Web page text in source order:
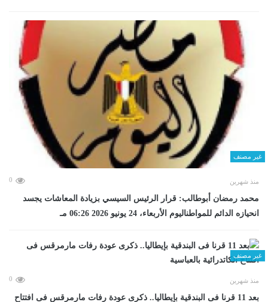
غير مصنف
منذ شهرين 0
محمد رمضان أبوطالب: قرار الرئيس السيسي بزيادة المعاشات يجسد
انحيازه الدائم للمواطناليوم الأربعاء، 24 يونيو 2026 06:26 مـ
غير مصنف
منذ شهرين 0
بعد 11 قرنا فى البندقية بإيطاليا.. ذكرى عودة رفات مارمرقس فى افتتاح